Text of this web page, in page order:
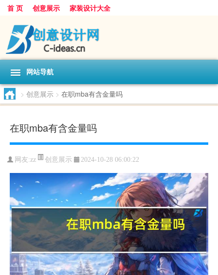
首 页 创意展示 家装设计大全
网站导航
> 创意展示 > 在职mba有含金量吗
在职mba有含金量吗
网友:zz 创意展示 2024-10-28 06:00:22